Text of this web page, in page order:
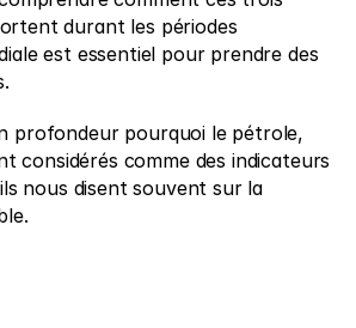
durant les périodes
est essentiel pour prendre des
profondeur pourquoi le pétrole,
considérés comme des indicateurs
nous disent souvent sur la